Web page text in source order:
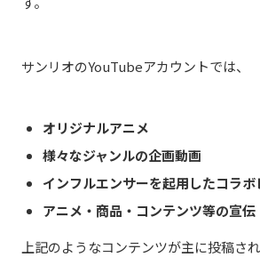
サンリオのYouTubeアカウントでは、
オリジナルアニメ
様々なジャンルの企画動画
インフルエンサーを起用したコラ
アニメ・商品・コンテンツ等の宣伝
上記のようなコンテンツが主に投稿され